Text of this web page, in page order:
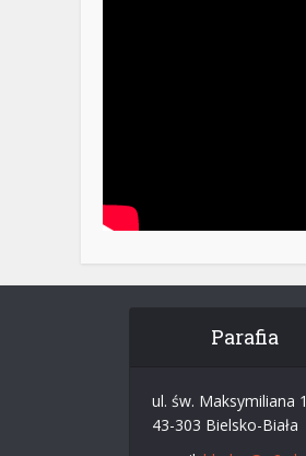
Parafia
ul. św. Maksymiliana 1
43-303 Bielsko-Biała